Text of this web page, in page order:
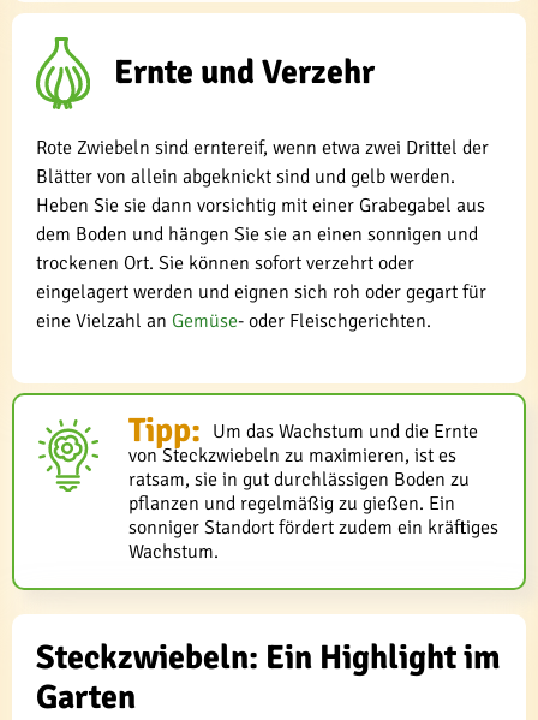
Ernte und Verzehr
Rote Zwiebeln sind erntereif, wenn etwa zwei Drittel der
Blätter von allein abgeknickt sind und gelb werden.
Heben Sie sie dann vorsichtig mit einer Grabegabel aus
dem Boden und hängen Sie sie an einen sonnigen und
trockenen Ort. Sie können sofort verzehrt oder
eingelagert werden und eignen sich roh oder gegart für
eine Vielzahl an Gemüse- oder Fleischgerichten.
Tipp: Um das Wachstum und die Ernte
von Steckzwiebeln zu maximieren, ist es
ratsam, sie in gut durchlässigen Boden zu
pflanzen und regelmäßig zu gießen. Ein
sonniger Standort fördert zudem ein kräftiges
Wachstum.
Steckzwiebeln: Ein Highlight im
Garten